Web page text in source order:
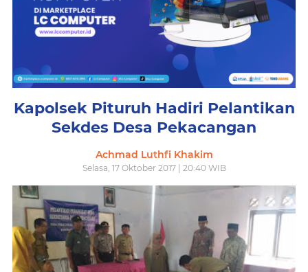
Kapolsek Pituruh Hadiri Pelantikan
Sekdes Desa Pekacangan
Achmad Luthfi Khakim
Selasa, 17 Oktober 2017 | 20:40 WIB